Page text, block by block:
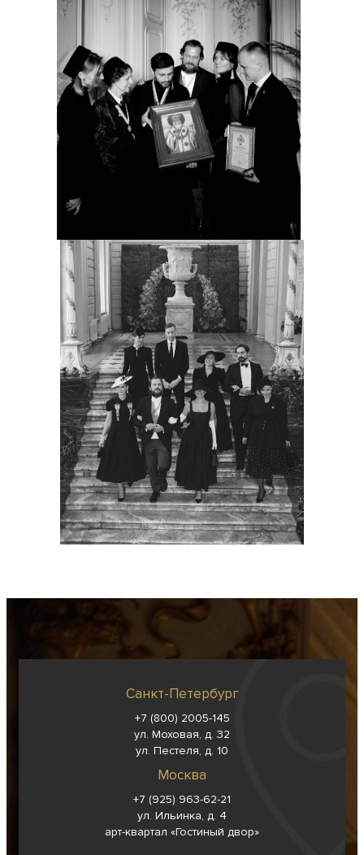
Санкт-Петербург
+7 (800) 2005-145
ул. Моховая, д. 32
ул. Пестеля, д. 10
Москва
+7 (925) 963-62-21
ул. Ильинка, д. 4
арт-квартал «Гостиный двор»